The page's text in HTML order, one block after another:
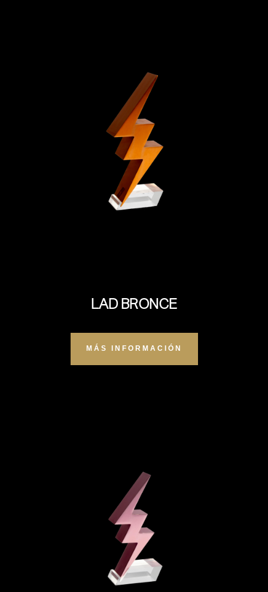
LAD BRONCE
MÁS INFORMACIÓN